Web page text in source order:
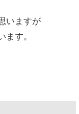
いますが
ます。